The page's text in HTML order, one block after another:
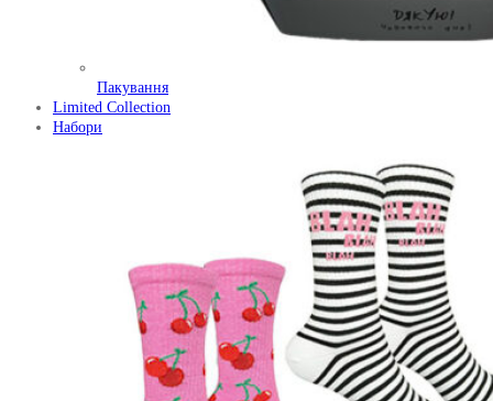
Пакування
Limited Collection
Набори